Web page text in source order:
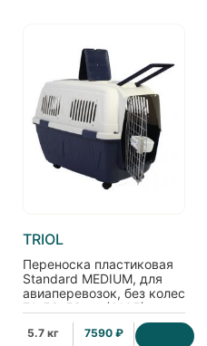
TRIOL
Переноска пластиковая
Standard MEDIUM, для
авиаперевозок, без колес
71*53*52 см (6105)
5.7 кг 7590 ₽